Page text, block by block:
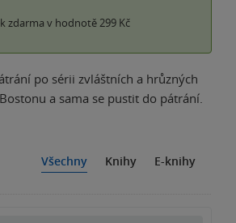
zdarma v hodnotě 299 Kč
po sérii zvláštních a hrůzných
a sama se pustit do pátrání.
Všechny Knihy E-knihy